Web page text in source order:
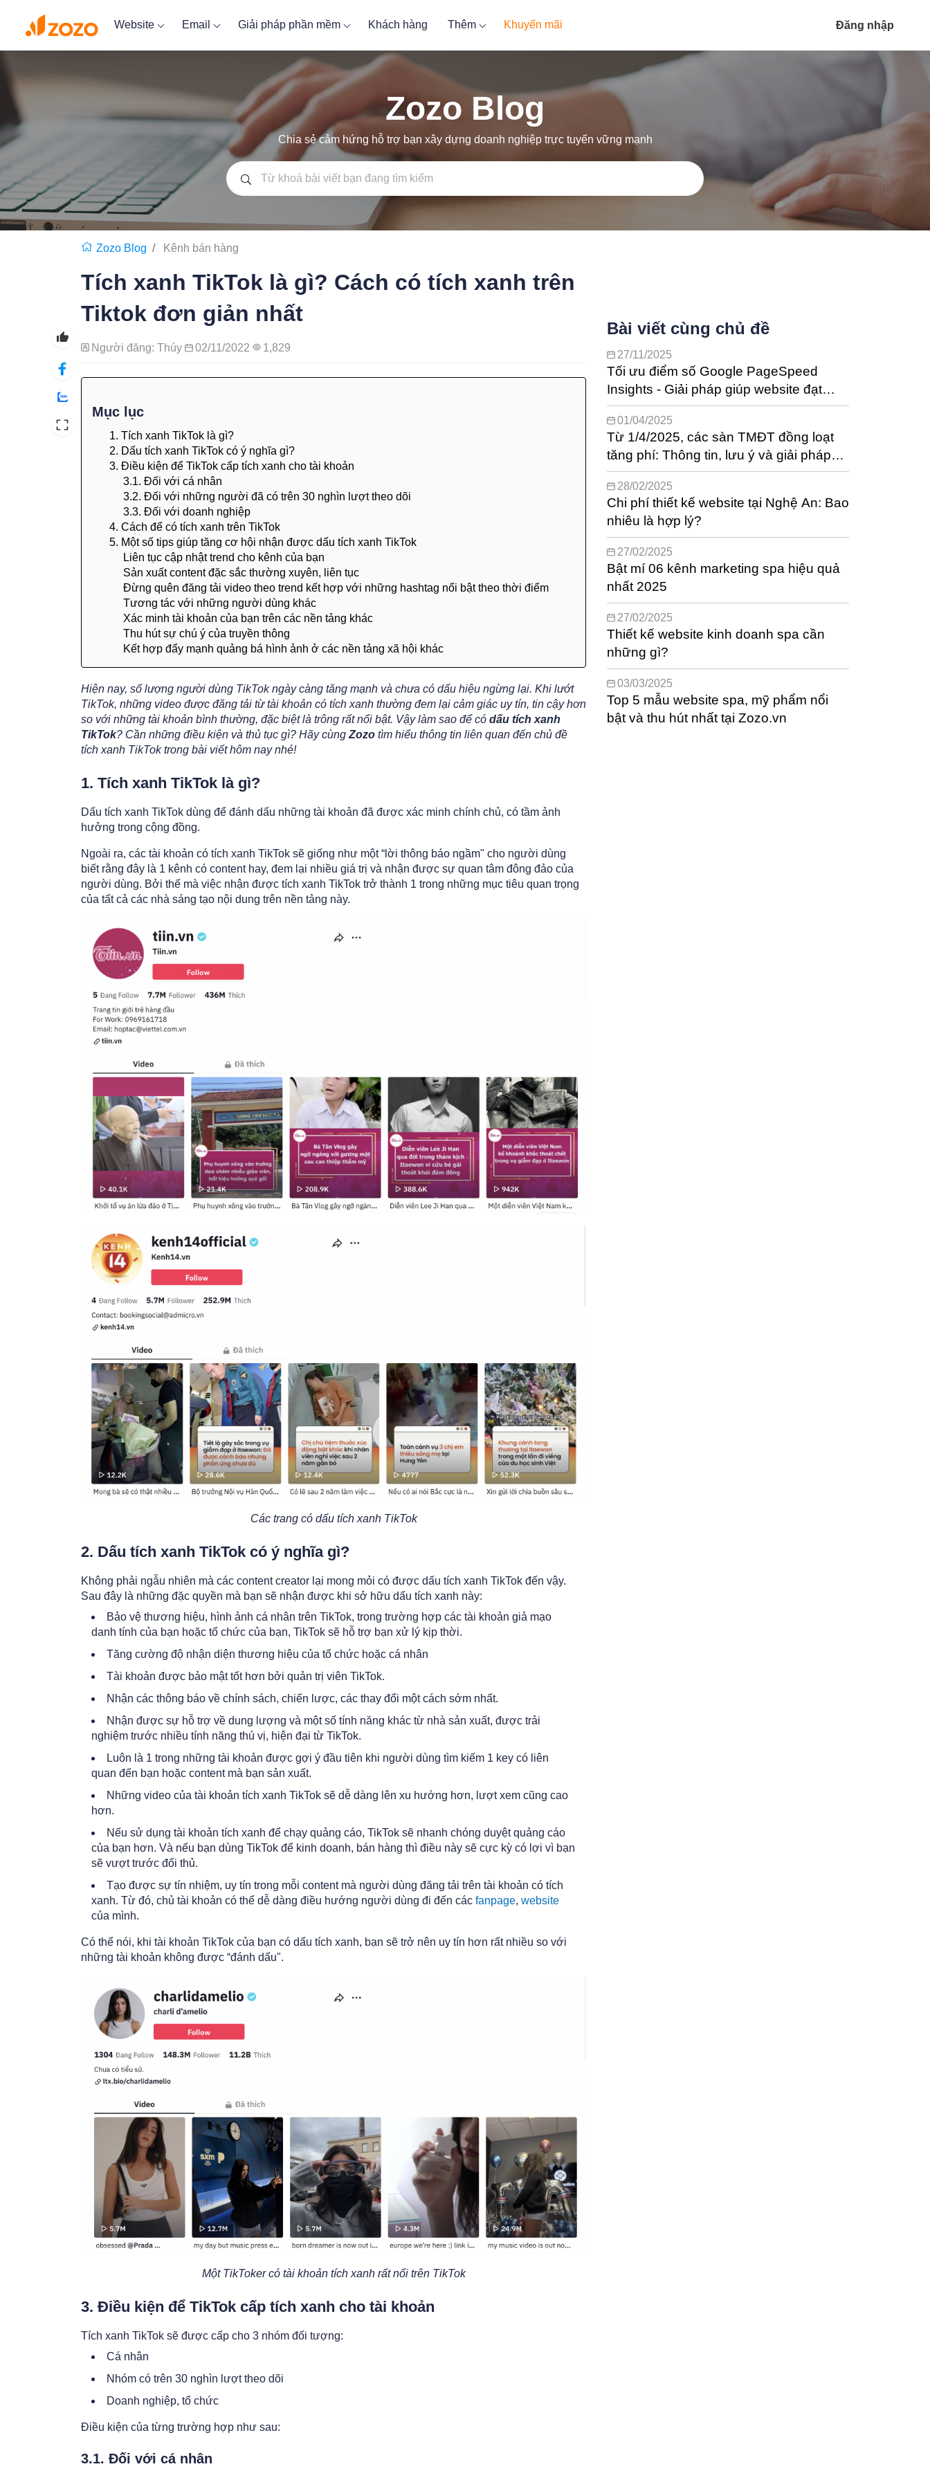
Website Email Giải pháp phần mềm Khách hàng Thêm Khuyến mãi Đăng nhập
Zozo Blog
Chia sẻ cảm hứng hỗ trợ bạn xây dựng doanh nghiệp trực tuyến vững mạnh
Zozo Blog Kênh bán hàng
Tích xanh TikTok là gì? Cách có tích xanh trên
Tiktok đơn giản nhất
Người đăng: Thúy 02/11/2022 1,829
Mục lục
1. Tích xanh TikTok là gì?
2. Dấu tích xanh TikTok có ý nghĩa gì?
3. Điều kiện để TikTok cấp tích xanh cho tài khoản
3.1. Đối với cá nhân
3.2. Đối với những người đã có trên 30 nghìn lượt theo dõi
3.3. Đối với doanh nghiệp
4. Cách để có tích xanh trên TikTok
5. Một số tips giúp tăng cơ hội nhận được dấu tích xanh TikTok
Liên tục cập nhật trend cho kênh của bạn
Sản xuất content đặc sắc thường xuyên, liên tục
Đừng quên đăng tải video theo trend kết hợp với những hashtag nổi bật theo thời điểm
Tương tác với những người dùng khác
Xác minh tài khoản của bạn trên các nền tảng khác
Thu hút sự chú ý của truyền thông
Kết hợp đẩy mạnh quảng bá hình ảnh ở các nền tảng xã hội khác
Hiện nay, số lượng người dùng TikTok ngày càng tăng mạnh và chưa có dấu hiệu ngừng lại. Khi lướt
TikTok, những video được đăng tải từ tài khoản có tích xanh thường đem lại cảm giác uy tín, tin cậy hơn
so với những tài khoản bình thường, đặc biệt là trông rất nổi bật. Vậy làm sao để có dấu tích xanh
TikTok? Cần những điều kiện và thủ tục gì? Hãy cùng Zozo tìm hiểu thông tin liên quan đến chủ đề
tích xanh TikTok trong bài viết hôm nay nhé!
1. Tích xanh TikTok là gì?
Dấu tích xanh TikTok dùng để đánh dấu những tài khoản đã được xác minh chính chủ, có tầm ảnh
hưởng trong cộng đồng.
Ngoài ra, các tài khoản có tích xanh TikTok sẽ giống như một “lời thông báo ngầm" cho người dùng
biết rằng đây là 1 kênh có content hay, đem lại nhiều giá trị và nhận được sự quan tâm đông đảo của
người dùng. Bởi thế mà việc nhận được tích xanh TikTok trở thành 1 trong những mục tiêu quan trọng
của tất cả các nhà sáng tạo nội dung trên nền tảng này.
Các trang có dấu tích xanh TikTok
2. Dấu tích xanh TikTok có ý nghĩa gì?
Không phải ngẫu nhiên mà các content creator lại mong mỏi có được dấu tích xanh TikTok đến vậy.
Sau đây là những đặc quyền mà bạn sẽ nhận được khi sở hữu dấu tích xanh này:
Bảo vệ thương hiệu, hình ảnh cá nhân trên TikTok, trong trường hợp các tài khoản giả mạo
danh tính của bạn hoặc tổ chức của bạn, TikTok sẽ hỗ trợ bạn xử lý kịp thời.
Tăng cường độ nhận diện thương hiệu của tổ chức hoặc cá nhân
Tài khoản được bảo mật tốt hơn bởi quản trị viên TikTok.
Nhận các thông báo về chính sách, chiến lược, các thay đổi một cách sớm nhất.
Nhận được sự hỗ trợ về dung lượng và một số tính năng khác từ nhà sản xuất, được trải
nghiệm trước nhiều tính năng thú vị, hiện đại từ TikTok.
Luôn là 1 trong những tài khoản được gợi ý đầu tiên khi người dùng tìm kiếm 1 key có liên
quan đến bạn hoặc content mà bạn sản xuất.
Những video của tài khoản tích xanh TikTok sẽ dễ dàng lên xu hướng hơn, lượt xem cũng cao
hơn.
Nếu sử dụng tài khoản tích xanh để chạy quảng cáo, TikTok sẽ nhanh chóng duyệt quảng cáo
của bạn hơn. Và nếu bạn dùng TikTok để kinh doanh, bán hàng thì điều này sẽ cực kỳ có lợi vì bạn
sẽ vượt trước đối thủ.
Tạo được sự tín nhiệm, uy tín trong mỗi content mà người dùng đăng tải trên tài khoản có tích
xanh. Từ đó, chủ tài khoản có thể dễ dàng điều hướng người dùng đi đến các fanpage, website
của mình.
Có thể nói, khi tài khoản TikTok của bạn có dấu tích xanh, bạn sẽ trở nên uy tín hơn rất nhiều so với
những tài khoản không được “đánh dấu".
Một TikToker có tài khoản tích xanh rất nổi trên TikTok
3. Điều kiện để TikTok cấp tích xanh cho tài khoản
Tích xanh TikTok sẽ được cấp cho 3 nhóm đối tượng:
Cá nhân
Nhóm có trên 30 nghìn lượt theo dõi
Doanh nghiệp, tổ chức
Điều kiện của từng trường hợp như sau:
3.1. Đối với cá nhân
Bài viết cùng chủ đề
27/11/2025
Tối ưu điểm số Google PageSpeed
Insights - Giải pháp giúp website đạt
hiệu suất tốt nhất
01/04/2025
Từ 1/4/2025, các sàn TMĐT đồng loạt
tăng phí: Thông tin, lưu ý và giải pháp
cho nhà bán hàng
28/02/2025
Chi phí thiết kế website tại Nghệ An: Bao
nhiêu là hợp lý?
27/02/2025
Bật mí 06 kênh marketing spa hiệu quả
nhất 2025
27/02/2025
Thiết kế website kinh doanh spa cần
những gì?
03/03/2025
Top 5 mẫu website spa, mỹ phẩm nổi
bật và thu hút nhất tại Zozo.vn